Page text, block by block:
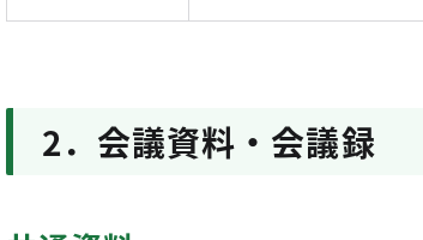
2．会議資料・会議録